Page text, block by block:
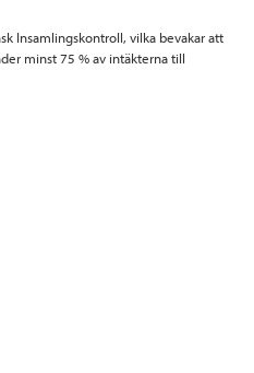
Insamlingskontroll, vilka bevakar att
minst 75 % av intäkterna till